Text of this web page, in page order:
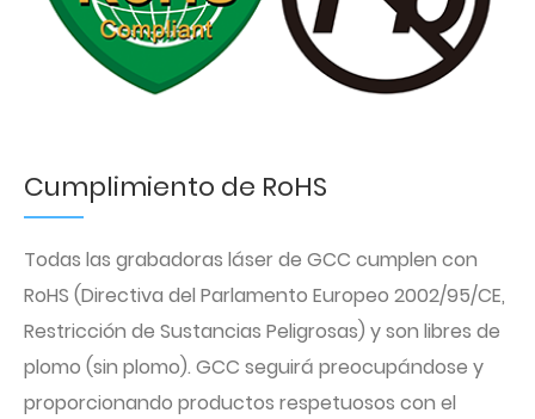
Cumplimiento de RoHS
Todas las grabadoras láser de GCC cumplen con
RoHS (Directiva del Parlamento Europeo 2002/95/CE,
Restricción de Sustancias Peligrosas) y son libres de
plomo (sin plomo). GCC seguirá preocupándose y
proporcionando productos respetuosos con el